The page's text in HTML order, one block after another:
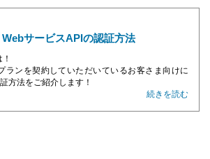
サービスAPIの認証方法
ランを契約していただいているお客さま向けに
方法をご紹介します！
続きを読む